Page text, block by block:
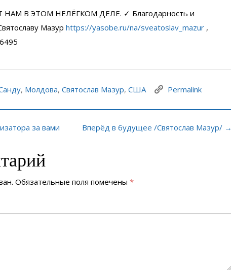
В ЭТОМ НЕЛЁГКОМ ДЕЛЕ. ✓ Благодарность и
Мазур https://yasobe.ru/na/sveatoslav_mazur ,
, Молдова, Святослав Мазур, США Permalink
за вами Вперёд в будущее /Святослав Мазур/ →
Обязательные поля помечены *